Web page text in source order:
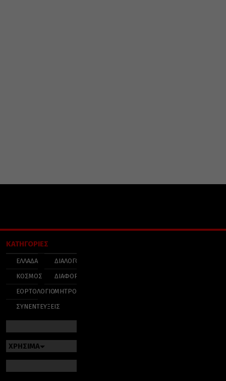
ΚΑΤΗΓΟΡΙΕΣ
ΕΛΛΑΔΑ
ΚΟΣΜΟΣ
ΕΟΡΤΟΛΟΓΙΟ
ΣΥΝΕΝΤΕΥΞΕΙΣ
ΔΙΑΛΟΓΟΣ
ΔΙΑΦΟΡΑ
ΜΗΤΡΟΠΟΛΕΙΣ
ΧΡΗΣΙΜΑ